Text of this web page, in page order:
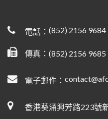
電話： (852) 2156 9684
傳真：(852) 2156 9685
電子郵件：
香港葵涌興芳路223號